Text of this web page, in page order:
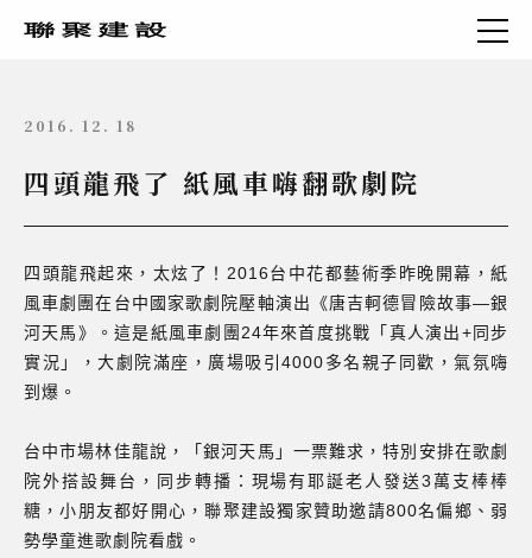
2016. 12. 18
四頭龍飛了 紙風車嗨翻歌劇院
四頭龍飛起來，太炫了！2016台中花都藝術季昨晚開幕，紙
風車劇團在台中國家歌劇院壓軸演出《唐吉軻德冒險故事—銀
河天馬》。這是紙風車劇團24年來首度挑戰「真人演出+同步
實況」，大劇院滿座，廣場吸引4000多名親子同歡，氣氛嗨
到爆。
台中市場林佳龍說，「銀河天馬」一票難求，特別安排在歌劇
院外搭設舞台，同步轉播：現場有耶誕老人發送3萬支棒棒
糖，小朋友都好開心，聯聚建設獨家贊助邀請800名偏鄉、弱
勢學童進歌劇院看戲。